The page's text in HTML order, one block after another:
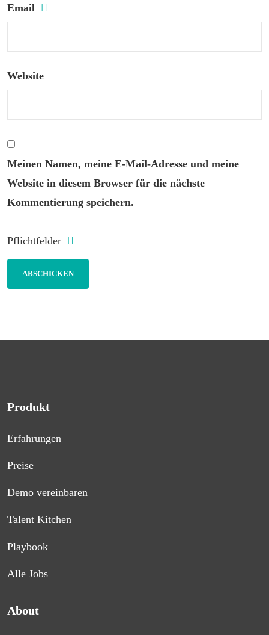
Email
Website
Meinen Namen, meine E-Mail-Adresse und meine
Website in diesem Browser für die nächste
Kommentierung speichern.
Pflichtfelder
Produkt
Erfahrungen
Preise
Demo vereinbaren
Talent Kitchen
Playbook
Alle Jobs
About